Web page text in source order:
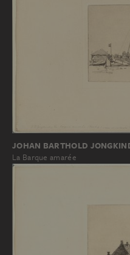
JOHAN BARTHOLD
La Barque amarée